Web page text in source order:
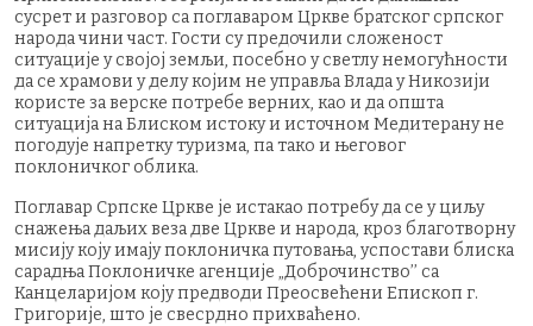
сусрет и разговор са поглаваром Цркве братског српског
народа чини част. Гости су предочили сложеност
ситуације у својој земљи, посебно у светлу немогућности
да се храмови у делу којим не управља Влада у Никозији
користе за верске потребе верних, као и да општа
ситуација на Блиском истоку и источном Медитерану не
погодује напретку туризма, па тако и његовог
поклоничког облика.
Поглавар Српске Цркве је истакао потребу да се у циљу
снажења даљих веза две Цркве и народа, кроз благотворну
мисију коју имају поклоничка путовања, успостави блиска
сарадња Поклоничке агенције „Доброчинство’’ са
Канцеларијом коју предводи Преосвећени Епископ г.
Григорије, што је свесрдно прихваћено.